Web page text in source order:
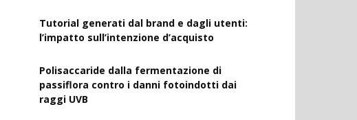
Tutorial generati dal brand e dagli utenti:
l’impatto sull’intenzione d’acquisto
Polisaccaride dalla fermentazione di
passiflora contro i danni fotoindotti dai
raggi UVB